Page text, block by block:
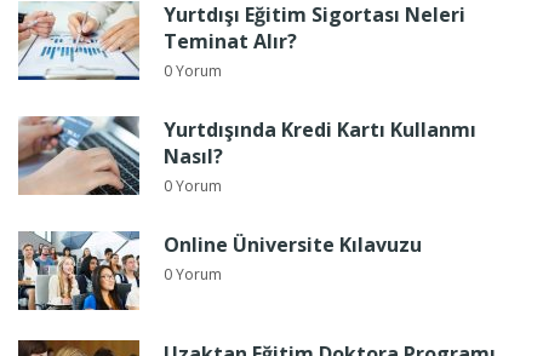
Yurtdışı Eğitim Sigortası Neleri
Teminat Alır?
0 Yorum
Yurtdışında Kredi Kartı Kullanmı
Nasıl?
0 Yorum
Online Üniversite Kılavuzu
0 Yorum